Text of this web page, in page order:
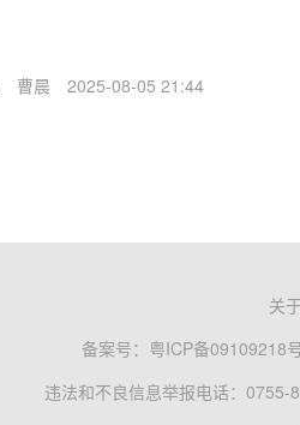
曹晨 2025-08-05 21:44
关
备案号： 粤ICP备09109218
违法和不良信息举报电话：0755-